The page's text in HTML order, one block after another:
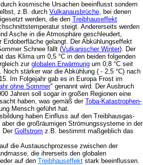
kosmische Ursachen beeinflusst sondern
z.B. durch Vulkanausbrüche, bei denen
werden, die den Treibhauseffekt
steigt. Andererseits werden
Asche in die Atmosphäre geschleudert,
gelangt. Der Abkühlungseffekt
Schnee fällt (Vulkanischer Winter). Der
das Klima um 0,5 °C in den beiden folgenden
zur globalen Erwärmung um 0,8 °C seit
stärker war die Abkühlung ( - 2,5 °C) nach
Im Folgejahr gab es in Europa Frost im
ohne Sommer" genannt wird. Der Ausbruch
Jahren soll sogar in großen Regionen eine
haben, was gemäß der Toba-Katastrophen-
Mensch geführt hat.
haben Einfluss auf den Treibhausgas-
die großräumigen Strömungssysteme in der
DerGolfstrom z.B. bestimmt maßgeblich das
die Austauschprozesse zwischen der
die ihrerseits den globalen
auf den Treibhauseffekt stark beeinflussen.